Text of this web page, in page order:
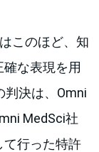
このほど、知
な表現を用
判決は、Omni
MedSci社
て行った特許